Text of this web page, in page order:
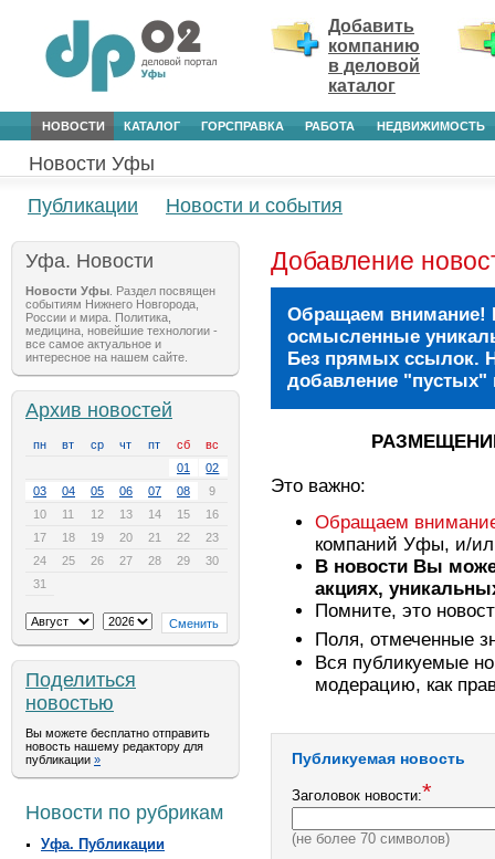
Добавить
компанию
в деловой
каталог
НОВОСТИ КАТАЛОГ ГОРСПРАВКА РАБОТА НЕДВИЖИМОСТЬ
Новости Уфы
Публикации
Новости и события
Уфа. Новости
Новости Уфы . Раздел посвящен
событиям Нижнего Новгорода,
России и мира. Политика,
медицина, новейшие технологии -
все самое актуальное и
интересное на нашем сайте.
Архив новостей
пн вт ср чт пт сб
вс
01
02
03
04 05 06 07 08
9
10
11 12 13 14 15
16
17
18 19 20 21 22
23
24
25 26 27 28 29
30
31
Поделиться
новостью
Вы можете бесплатно отправить
новость нашему редактору для
публикации »
Новости по рубрикам
Уфа. Публикации
Добавление
Обращаем внимание!
осмысленные
Без прямых ссылок.
добавление "пустых"
Это важно:
Обращаем
компаний Уфы, и/
В новости Вы
акциях,
Помните, это
Поля, отмеченные
Вся публикуемые
модерацию, как
Публикуемая новость
Заголовок новости:*
(не более 70 символов)